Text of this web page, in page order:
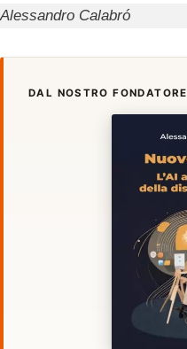
Alessandro Calabró
DAL NOSTRO FONDATORE